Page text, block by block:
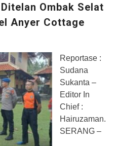
Ombak Selat
Anyer Cottage
Reportase :
Sudana
Sukanta –
Editor In
Chief :
Hairuzaman.
SERANG –